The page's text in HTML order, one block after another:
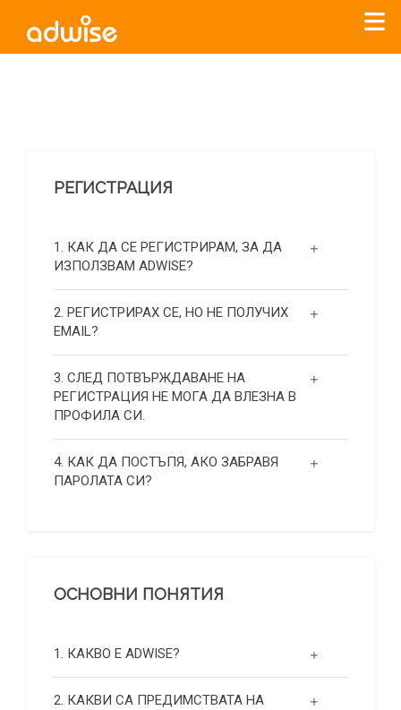
РЕГИСТРАЦИЯ
1. КАК ДА СЕ РЕГИСТРИРАМ, ЗА ДА
ИЗПОЛЗВАМ ADWISE?
2. РЕГИСТРИРАХ СЕ, НО НЕ ПОЛУЧИХ
EMAIL?
3. СЛЕД ПОТВЪРЖДАВАНЕ НА
РЕГИСТРАЦИЯ НЕ МОГА ДА ВЛЕЗНА В
ПРОФИЛА СИ.
4. КАК ДА ПОСТЪПЯ, АКО ЗАБРАВЯ
ПАРОЛАТА СИ?
ОСНОВНИ ПОНЯТИЯ
1. КАКВО Е ADWISE?
2. КАКВИ СА ПРЕДИМСТВАТА НА